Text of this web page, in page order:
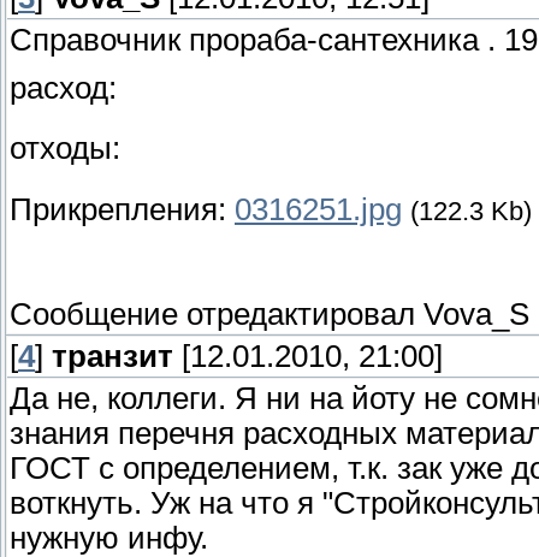
Справочник прораба-сантехника .
расход:
отходы:
Прикрепления: 0316251.jpg (122.3 Kb)
Сообщение отредактировал Vova_S
[4] транзит [12.01.2010, 21:00]
Да не, коллеги. Я ни на йоту не
знания перечня расходных
ГОСТ с определением, т.к. зак уже
воткнуть. Уж на что я
нужную инфу.